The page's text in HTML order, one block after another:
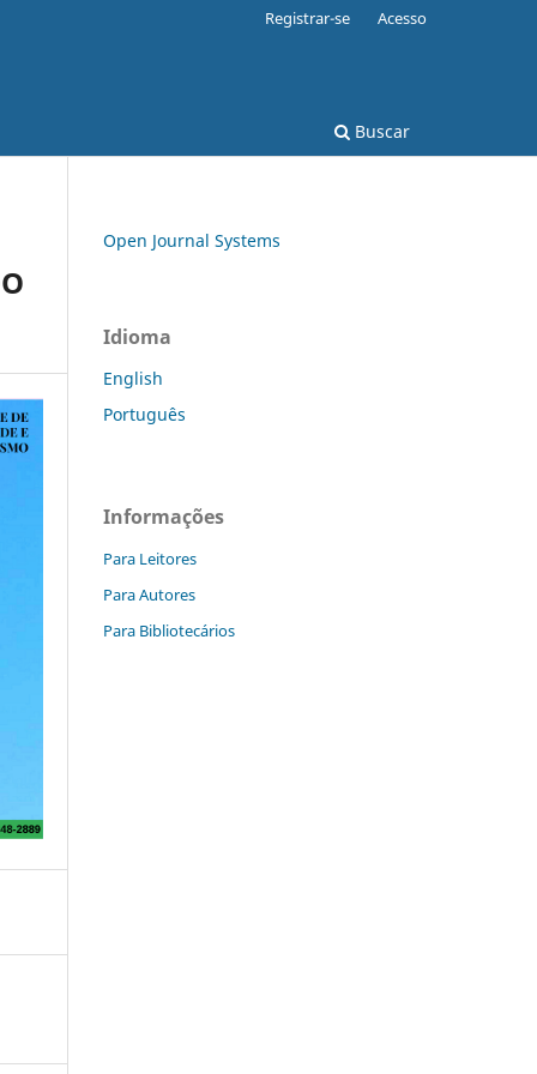
Buscar
Registrar-se Acesso
Open Journal Systems
Idioma
English
Português
Informações
Para Leitores
Para Autores
Para Bibliotecários